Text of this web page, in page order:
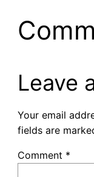
Leave
Your email
fields are
Comment *